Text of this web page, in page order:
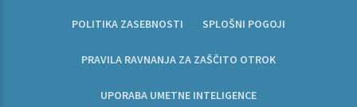
POLITIKA ZASEBNOSTI SPLOŠNI POGOJI
PRAVILA RAVNANJA ZA ZAŠČITO OTROK
UPORABA UMETNE INTELIGENCE